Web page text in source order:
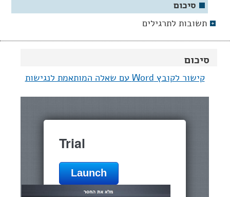
סיכום
קישור לקובץ Word עם שאלה המותאמת לנגישות
סיכום
תשובות לתרגילים